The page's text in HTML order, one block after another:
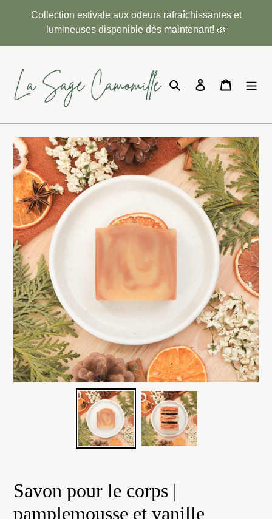
Collection estivale aux odeurs rafraîchissantes et
lumineuses disponible dès maintenant! 🌿
RechercherSe connecter
Panier
Savon pour le corps |
pamplemousse et vanille